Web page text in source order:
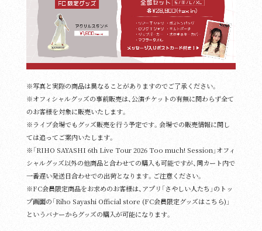
※写真と実際の商品は異なることがありますのでご了承ください。
※オフィシャルグッズの事前販売は、公演チケットの有無に関わらず全て
のお客様を対象に販売いたします。
※ライブ会場でもグッズ販売を行う予定です。会場での販売情報に関し
ては追ってご案内いたします。
※「RIHO SAYASHI 6th Live Tour 2026 Too much! Session」オフィ
シャルグッズ以外の他商品と合わせての購入も可能ですが、同カート内で
一番遅い発送日合わせでの出荷となります。ご注意ください。
※FC会員限定商品をお求めのお客様は、アプリ「さやしい人たち」のトッ
プ画面の「Riho Sayashi Official store (FC会員限定グッズはこちら)」
というバナーからグッズの購入が可能になります。